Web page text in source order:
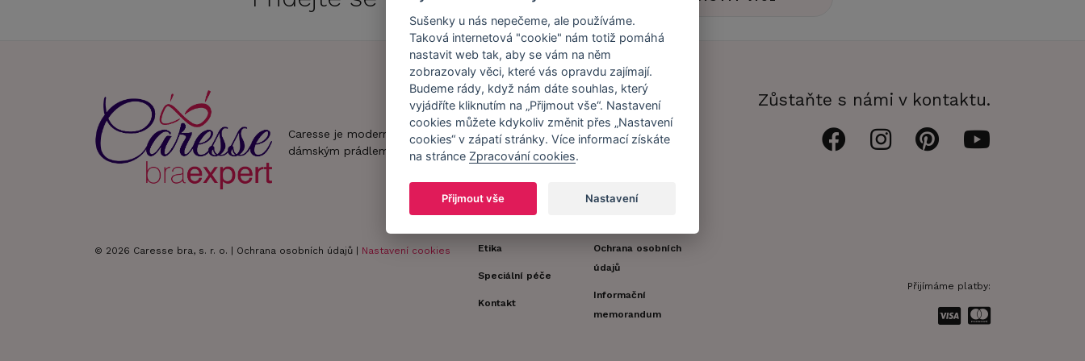
Caresse je moderní obchod s
dámským prádlem.
© 2026 Caresse bra, s. r. o. | Ochrana osobních údajů Nastavení cookies
Náš příběh
Náš tým
Caresse v
Naši partneři a
Etika
Speciální péče
Kontakt
Zákaznický účet
Registrace
zákazníka
Obchodní
Ochrana osobních
údajů
Informační
memorandum
Zůstaňte s námi v kontaktu.
Přijímáme platby:
Sušenky u nás nepečeme, ale používáme.
Taková internetová "cookie" nám totiž pomáhá
nastavit web tak, aby se vám na něm
zobrazovaly věci, které vás opravdu zajímají.
Budeme rády, když nám dáte souhlas, který
vyjádříte kliknutím na „Přijmout vše“. Nastavení
cookies můžete kdykoliv změnit přes „Nastavení
cookies“ v zápatí stránky. Více informací získáte
na stránce Zpracování cookies.
Přijmout vše Nastavení